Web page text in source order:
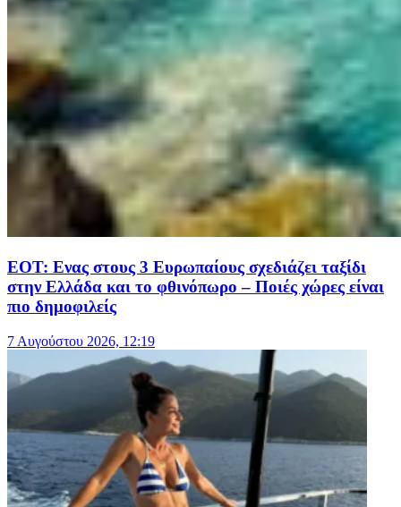
ΕΟΤ: Ενας στους 3 Ευρωπαίους σχεδιάζει ταξίδι
στην Ελλάδα και το φθινόπωρο – Ποιές χώρες είναι
πιο δημοφιλείς
7 Αυγούστου 2026, 12:19